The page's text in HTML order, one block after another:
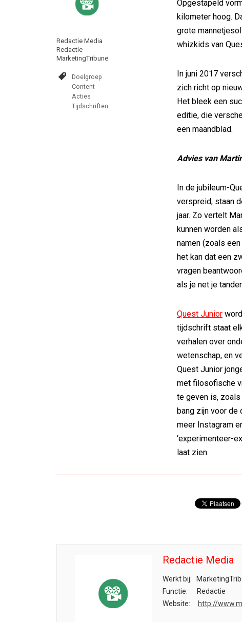
Redactie Media
Redactie
MarketingTribune
Doelgroep
Content
Acties
Tijdschriften
Opgestapeld
kilometer hoog.
grote
whizkids van
In juni 2017
zich richt op
Het bleek een
editie, die
een maandblad.
Advies van
In de jubileum-
verspreid, staan
jaar. Zo vertelt
kunnen worden
namen (zoals
het kan dat een
vragen
als je net je
Quest Junior
tijdschrift staat
verhalen over
wetenschap, en
Quest Junior
met filosofische
te geven is, zoals
bang zijn voor de
meer Instagram
‘experimenteer-
laat zien.
Redactie Media
Werkt bij:
Functie:
Redactie
Website:
http://